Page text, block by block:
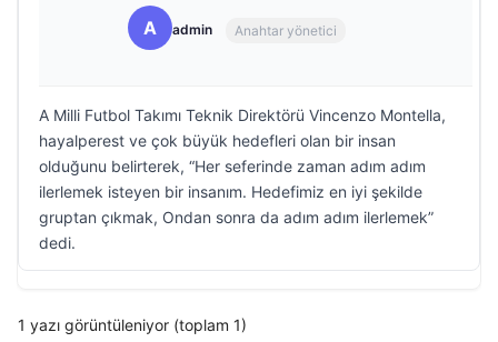
A admin Anahtar yönetici
A Milli Futbol Takımı Teknik Direktörü Vincenzo Montella,
hayalperest ve çok büyük hedefleri olan bir insan
olduğunu belirterek, “Her seferinde zaman adım adım
ilerlemek isteyen bir insanım. Hedefimiz en iyi şekilde
gruptan çıkmak, Ondan sonra da adım adım ilerlemek”
dedi.
1 yazı görüntüleniyor (toplam 1)